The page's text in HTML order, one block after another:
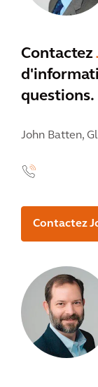
Contactez
questions.
John Batten,
Contactez